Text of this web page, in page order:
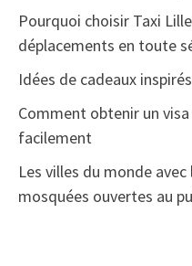
Pourquoi choisir Taxi
déplacements en toute
Idées de cadeaux
Comment obtenir un visa
facilement
Les villes du monde avec
mosquées ouvertes au